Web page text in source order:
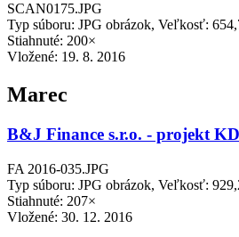
SCAN0175.JPG
Typ súboru: JPG obrázok, Veľkosť:
Stiahnuté: 200×
Vložené: 19. 8. 2016
Marec
B&J Finance s.r.o. - projekt KD
FA 2016-035.JPG
Typ súboru: JPG obrázok, Veľkosť:
Stiahnuté: 207×
Vložené: 30. 12. 2016